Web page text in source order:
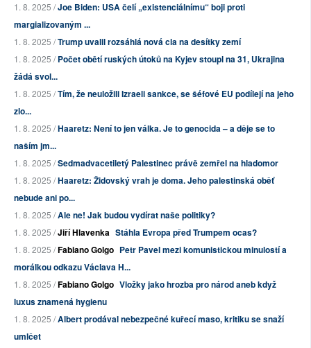
1. 8. 2025 /Joe Biden: USA čelí „existenciálnímu“ boji proti
margializovaným ...
1. 8. 2025 /Trump uvalil rozsáhlá nová cla na desítky zemí
1. 8. 2025 /Počet obětí ruských útoků na Kyjev stoupl na 31, Ukrajina
žádá svol...
1. 8. 2025 /Tím, že neuložili Izraeli sankce, se šéfové EU podílejí na jeho
zlo...
1. 8. 2025 /Haaretz: Není to jen válka. Je to genocida – a děje se to
naším jm...
1. 8. 2025 /Sedmadvacetiletý Palestinec právě zemřel na hladomor
1. 8. 2025 /Haaretz: Židovský vrah je doma. Jeho palestinská oběť
nebude ani po...
1. 8. 2025 /Ale ne! Jak budou vydírat naše politiky?
1. 8. 2025 /Jiří Hlavenka Stáhla Evropa před Trumpem ocas?
1. 8. 2025 /Fabiano Golgo Petr Pavel mezi komunistickou minulostí a
morálkou odkazu Václava H...
1. 8. 2025 /Fabiano Golgo Vložky jako hrozba pro národ aneb když
luxus znamená hygienu
1. 8. 2025 /Albert prodával nebezpečné kuřecí maso, kritiku se snaží
umlčet